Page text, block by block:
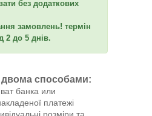
без додаткових
замовлень! термін
2 до 5 днів.
способами:
банка или
платежі
розміри та